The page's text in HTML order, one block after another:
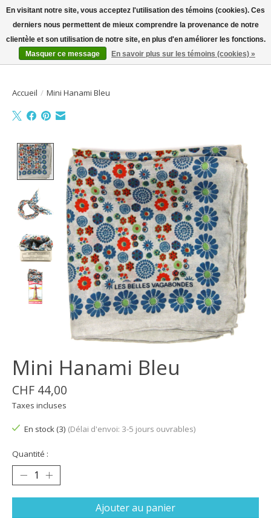
Bienvenue sur la boutique en ligne
Liste dePanier
Accueil / Mini Hanami Bleu
Product image slideshow Items
Mini Hanami Bleu
CHF 44,00
Taxes incluses
En stock (3) (Délai d'envoi: 3-5 jours ouvrables)
Quantité :
Ajouter au panier
En visitant notre site, vous acceptez l'utilisation des témoins (cookies). Ces
derniers nous permettent de mieux comprendre la provenance de notre
clientèle et son utilisation de notre site, en plus d'en améliorer les fonctions.
Masquer ce message
En savoir plus sur les témoins (cookies) »